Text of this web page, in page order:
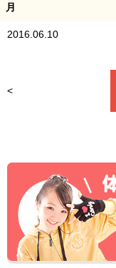
月
2016.06.10